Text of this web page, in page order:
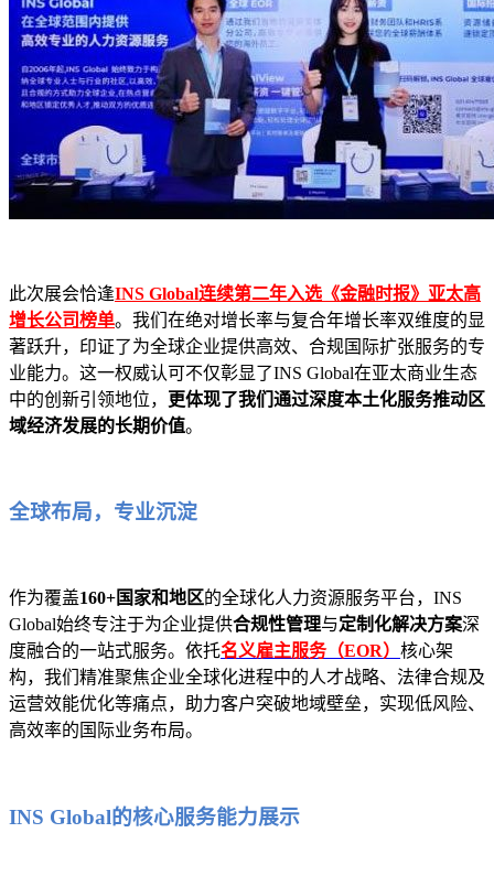
此次展会恰逢INS Global连续第二年入选《金融时报》亚太高
增长公司榜单。我们在绝对增长率与复合年增长率双维度的显
著跃升，印证了为全球企业提供高效、合规国际扩张服务的专
业能力。这一权威认可不仅彰显了INS Global在亚太商业生态
中的创新引领地位，
更体现了我们通过深度本土化服务推动区
域经济发展的长期价值。
全球布局，专业沉淀
作为覆盖160+国家和地区的全球化人力资源服务平台，INS
Global始终专注于为企业提供合规性管理与定制化解决方案深
度融合的一站式服务。依托名义雇主服务（EOR） 核心架
构，我们精准聚焦企业全球化进程中的人才战略、法律合规及
运营效能优化等痛点，助力客户突破地域壁垒，实现低风险、
高效率的国际业务布局。
INS Global的核心服务能力展示